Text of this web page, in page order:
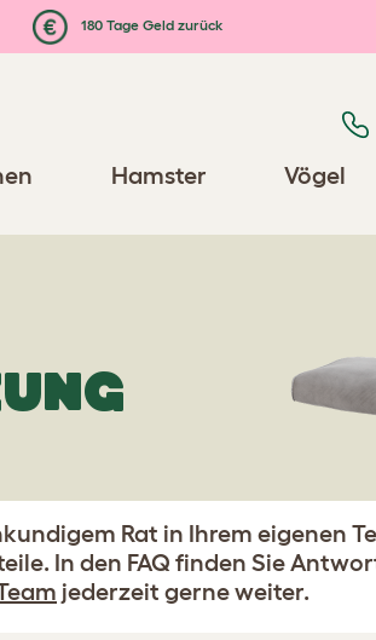
180 Tage Geld zurück
Hamster Vögel
Rat in Ihrem eigenen
In den FAQ finden Sie
jederzeit gerne weiter.